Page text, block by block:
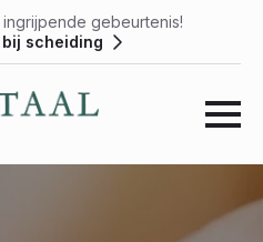
gebeurtenis!
scheiding